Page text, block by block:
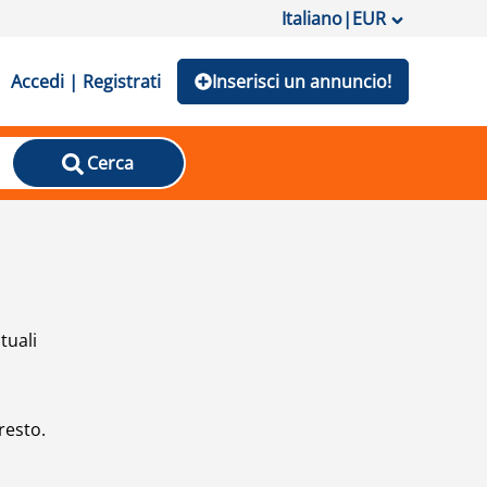
Italiano|EUR
Accedi | Registrati Inserisci un annuncio!
Cerca